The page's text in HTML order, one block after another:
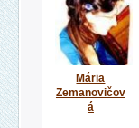
Mária
Zemanovičov
á